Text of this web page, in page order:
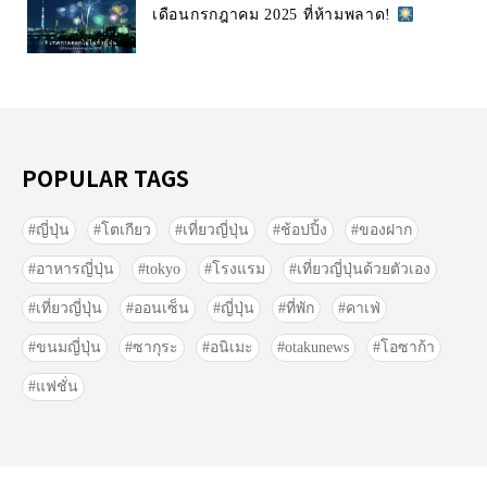
เดือนกรกฎาคม 2025 ที่ห้ามพลาด!
POPULAR TAGS
ญี่ปุ่น โตเกียว เที่ยวญี่ปุ่น ช้อปปิ้ง ของฝาก
อาหารญี่ปุ่น tokyo โรงแรม เที่ยวญี่ปุ่นด้วยตัวเอง
เที่ยวญี่ปุ่น ออนเซ็น ญี่ปุ่น ที่พัก คาเฟ่
ขนมญี่ปุ่น ซากุระ อนิเมะ otakunews โอซาก้า
แฟชั่น